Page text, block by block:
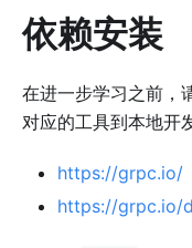
依赖安装
在进一步学习之前，
对应的工具到本地开
https://grpc.io/
https://grpc.io/